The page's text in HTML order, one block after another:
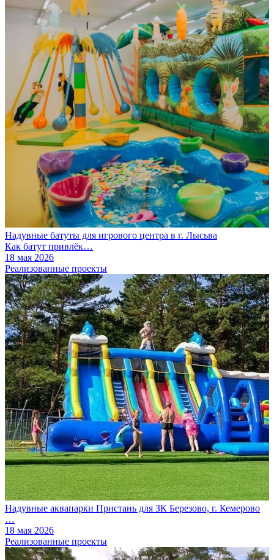
Надувные батуты для игрового центра в г. Лысьва
Как батут привлёк…
18 мая 2026
Реализованные проекты
Надувные аквапарки Пристань для ЗК Березово, г. Кемерово
…
18 мая 2026
Реализованные проекты